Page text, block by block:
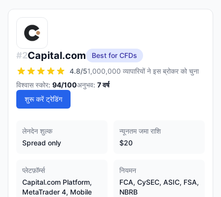
#2Capital.com
Best for CFDs
4.8/51,000,000 व्यापारियों ने इस ब्रोकर को चुना
विश्वास स्कोर: 94/100अनुभव: 7वर्ष
शुरू करें ट्रेडिंग
लेनदेन शुल्क
Spread only
न्यूनतम जमा राशि
$20
प्लेटफ़ॉर्म्स
Capital.com Platform,
MetaTrader 4, Mobile
नियमन
FCA, CySEC, ASIC, FSA,
NBRB